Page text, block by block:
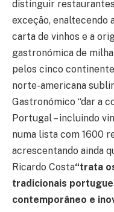
distinguir
exceção, enaltecendo
carta de vinhos e a
gastronómica de
pelos cinco
norte-americana
Gastronómico “dar a
Portugal – incluindo
numa lista com 1600
acrescentando ainda
Ricardo Costa“trata
tradicionais
contemporâneo e